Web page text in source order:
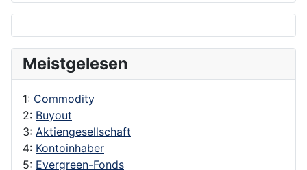
Meistgelesen
1: Commodity
2: Buyout
3: Aktiengesellschaft
4: Kontoinhaber
5: Evergreen-Fonds